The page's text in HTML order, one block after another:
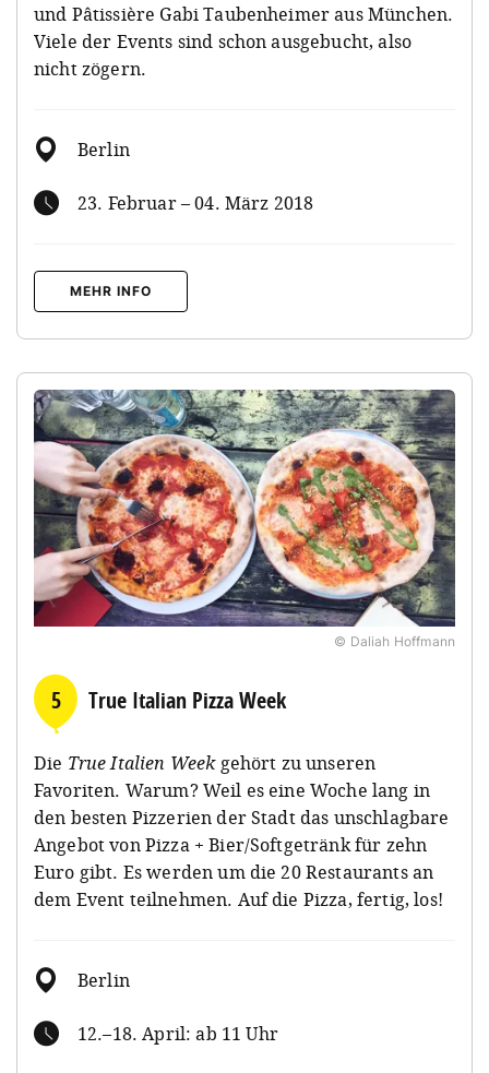
und Pâtissière Gabi Taubenheimer aus München.
Viele der Events sind schon ausgebucht, also
nicht zögern.
Berlin
23. Februar – 04. März 2018
MEHR INFO
© Daliah Hoffmann
5 True Italian Pizza Week
Die True Italien Weekgehört zu unseren
Favoriten. Warum? Weil es eine Woche lang in
den besten Pizzerien der Stadt das unschlagbare
Angebot von Pizza + Bier/Softgetränk für zehn
Euro gibt. Es werden um die 20 Restaurants an
dem Event teilnehmen. Auf die Pizza, fertig, los!
Berlin
12.–18. April: ab 11 Uhr